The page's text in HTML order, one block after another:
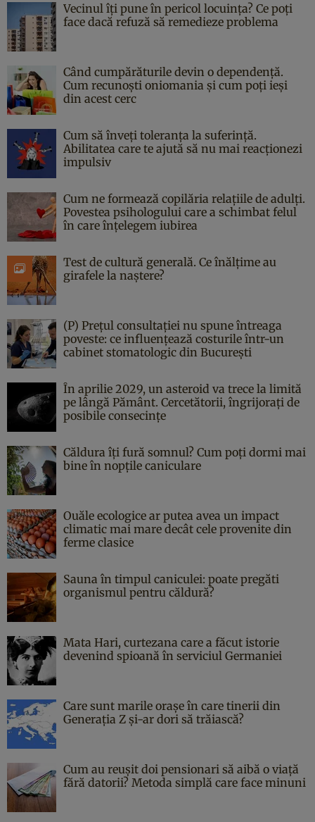
Vecinul îți pune în pericol locuința? Ce poți
face dacă refuză să remedieze problema
Când cumpărăturile devin o dependență.
Cum recunoști oniomania și cum poți ieși
din acest cerc
Cum să înveți toleranța la suferință.
Abilitatea care te ajută să nu mai reacționezi
impulsiv
Cum ne formează copilăria relațiile de adulți.
Povestea psihologului care a schimbat felul
în care înțelegem iubirea
Test de cultură generală. Ce înălțime au
girafele la naștere?
(P) Prețul consultației nu spune întreaga
poveste: ce influențează costurile într-un
cabinet stomatologic din București
În aprilie 2029, un asteroid va trece la limită
pe lângă Pământ. Cercetătorii, îngrijorați de
posibile consecințe
Căldura îți fură somnul? Cum poți dormi mai
bine în nopțile caniculare
Ouăle ecologice ar putea avea un impact
climatic mai mare decât cele provenite din
ferme clasice
Sauna în timpul caniculei: poate pregăti
organismul pentru căldură?
Mata Hari, curtezana care a făcut istorie
devenind spioană în serviciul Germaniei
Care sunt marile orașe în care tinerii din
Generația Z și-ar dori să trăiască?
Cum au reușit doi pensionari să aibă o viață
fără datorii? Metoda simplă care face minuni